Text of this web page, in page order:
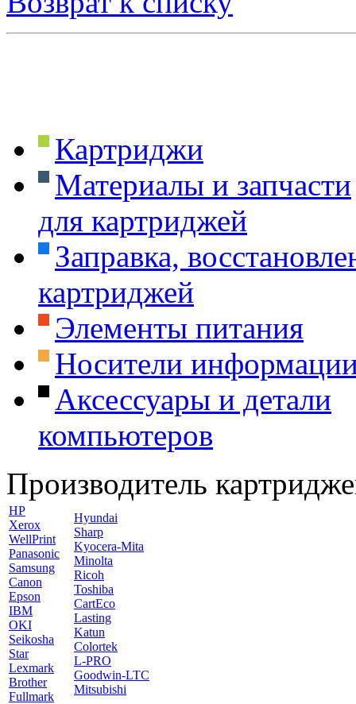
Картриджи
Материалы и запчасти
для картриджей
Заправка,
картриджей
Элементы питания
Носители
Аксессуары и детали
компьютеров
Производитель
HP
Xerox
WellPrint
Panasonic
Samsung
Canon
Epson
IBM
OKI
Seikosha
Star
Lexmark
Brother
Fullmark
Hyundai
Sharp
Kyocera-Mita
Minolta
Ricoh
Toshiba
CartEco
Lasting
Katun
Colortek
L-PRO
Goodwin-LTC
Mitsubishi